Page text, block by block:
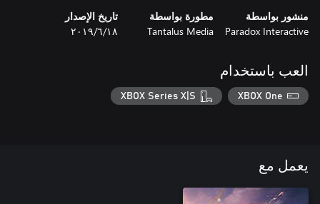
منشور بواسطة
Paradox Interactive
مطورة بواسطة
Tantalus Media
تاريخ الإصدار
١٨‏/٦‏/٢٠١٩
العب باستخدام
XBOX One
XBOX Series X|S
يعمل مع